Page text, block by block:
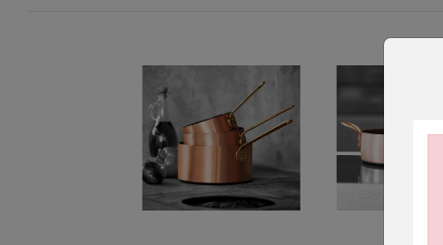
Kontakt mit empfindlichen Oberflächen, die nicht für die
Verpackung ordnungsgemäß entsorgen und sicher lagern, um
Nicht verbrauchte Reinigungsmittel und leere
Abfälle entsorgen.
Anwendungshinweise:Geeignet für die Reinigung und Pflege von
Kupferoberfläche sanft mit einem weichen Tuch und dem